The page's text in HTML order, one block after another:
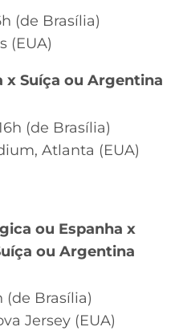
(de Brasília)
(EUA)
Suíça ou Argentina
(de Brasília)
Atlanta (EUA)
ou Espanha x
ou Argentina
(de Brasília)
Jersey (EUA)